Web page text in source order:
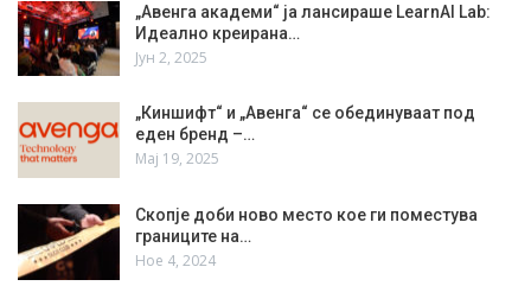
„Авенга академи“ ја лансираше LearnAI Lab:
Идеално креирана…
Јун 2, 2025
„Киншифт“ и „Авенга“ се обединуваат под
еден бренд –…
Мај 19, 2025
Скопје доби ново место кое ги поместува
границите на…
Ное 4, 2024